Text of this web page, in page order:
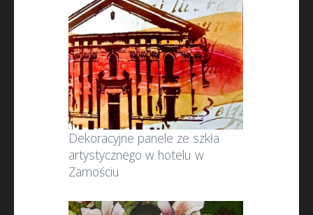
Dekoracyjne panele ze szkła
artystycznego w hotelu w
Zamościu